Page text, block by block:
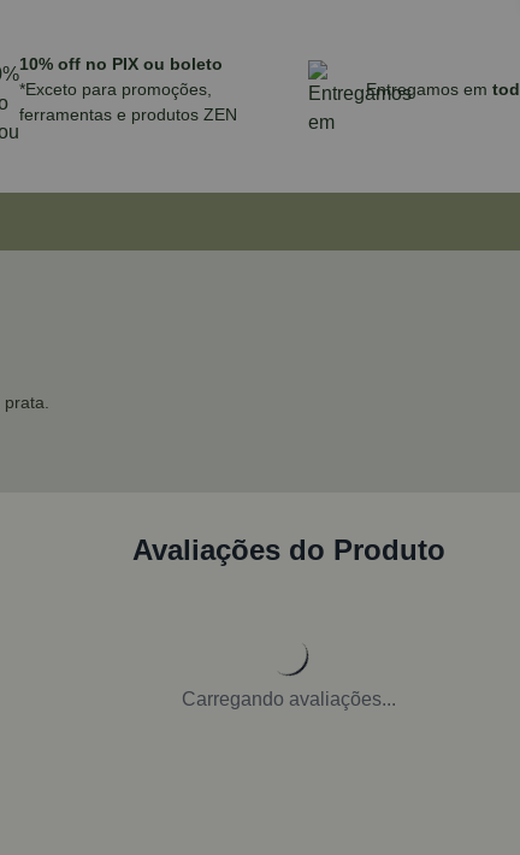
10% off no PIX ou boleto
*Exceto para promoções,
ferramentas e produtos ZEN
Entregamos em
Avaliações do Produto
Carregando avaliações...